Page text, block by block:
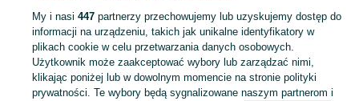
Zobacz Więcej
Skorzystaj z największego serwisu ogłoszeniowego - Inwałd i okolice! Kupuj to, czego pragniesz i sprzedawaj to, czego już nie potrzebujesz! Zobacz
Mapa kategorii
My i nasi 447partnerzy przechowujemy lub uzyskujemy dostęp do
informacji na urządzeniu, takich jak unikalne identyfikatory w
plikach cookie w celu przetwarzania danych osobowych.
Użytkownik może zaakceptować wybory lub zarządzać nimi,
klikając poniżej lub w dowolnym momencie na stronie polityki
prywatności. Te wybory będą sygnalizowane naszym partnerom i